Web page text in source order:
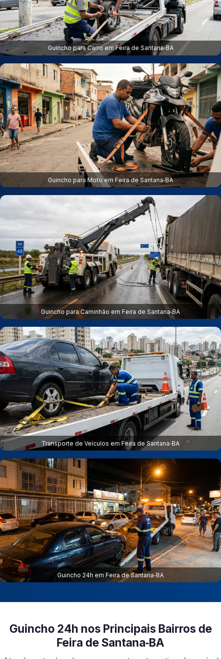
Guincho para Carro em Feira de Santana‑BA
Guincho para Moto em Feira de Santana‑BA
Guincho para Caminhão em Feira de Santana‑BA
Transporte de Veículos em Feira de Santana‑BA
Guincho 24h em Feira de Santana‑BA
Guincho 24h nos Principais Bairros de
Feira de Santana‑BA